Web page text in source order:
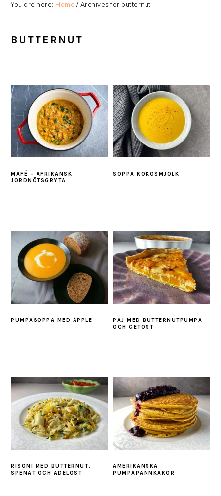
You are here: Home / Archives for butternut
BUTTERNUT
MAFÉ – AFRIKANSK
JORDNÖTSGRYTA
SOPPA KOKOSMJÖLK
PUMPASOPPA MED ÄPPLE
PAJ MED BUTTERNUTPUMPA
OCH GETOST
RISONI MED BUTTERNUT,
SPENAT OCH ÄDELOST
AMERIKANSKA
PUMPAPANNKAKOR